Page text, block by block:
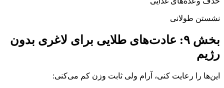
نشستن طولانی
بخش ۹: عادت‌های طلایی برای لاغری بدون
رژیم
این‌ها را رعایت کنی، آرام ولی ثابت وزن کم می‌کنی: